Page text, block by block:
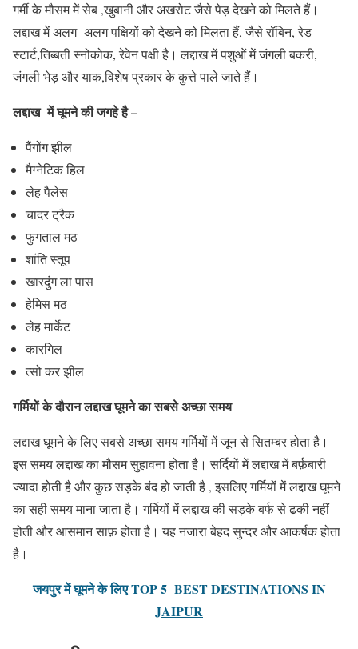
गर्मी के मौसम में सेब ,खुबानी और अखरोट जैसे पेड़ देखने को मिलते हैं।
लद्दाख में अलग -अलग पक्षियों को देखने को मिलता हैं, जैसे रॉबिन, रेड
स्टार्ट,तिब्बती स्नोकोक, रेवेन पक्षी है। लद्दाख में पशुओं में जंगली बकरी,
जंगली भेड़ और याक,विशेष प्रकार के कुत्ते पाले जाते हैं।
लद्दाख में घूमने की जगहे है –
पैंगोंग झील
मैग्नेटिक हिल
लेह पैलेस
चादर ट्रैक
फुगताल मठ
शांति स्तूप
खारदुंग ला पास
हेमिस मठ
लेह मार्केट
कारगिल
त्सो कर झील
गर्मियों के दौरान लद्दाखघूमने का सबसे अच्छा समय
लद्दाख घूमने के लिए सबसे अच्छा समय गर्मियों में जून से सितम्बर होता है।
इस समय लद्दाख का मौसम सुहावना होता है। सर्दियों में लद्दाख में बर्फ़बारी
ज्यादा होती है और कुछ सड़के बंद हो जाती है , इसलिए गर्मियों में लद्दाख घूमने
का सही समय माना जाता है। गर्मियों में लद्दाख की सड़के बर्फ से ढकी नहीं
होती और आसमान साफ़ होता है। यह नजारा बेहद सुन्दर और आकर्षक होता
है।
जयपुर में घूमने के लिए TOP 5 BEST DESTINATIONS IN
JAIPUR